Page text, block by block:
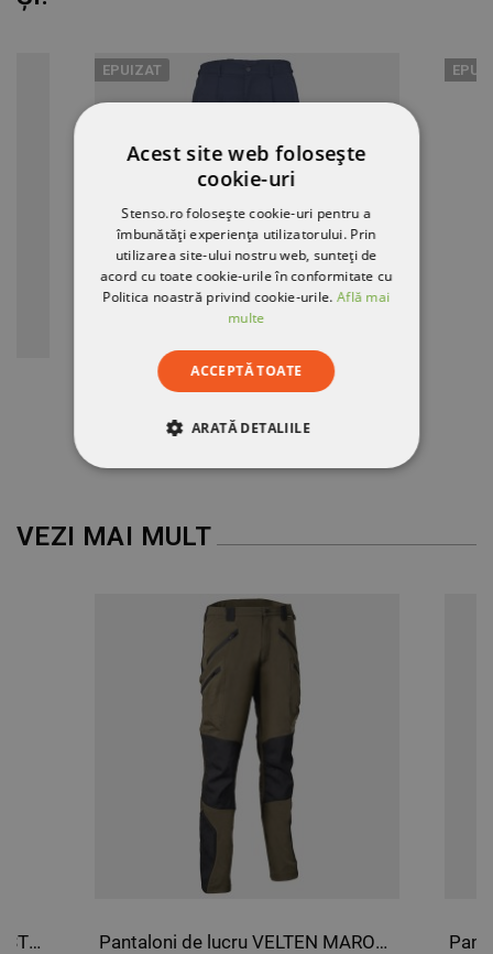
EPUIZAT
VEZI MAI MULT
Blugi de dama DIADORA PANT STONE ATHENA Pantaloni de lucru VELTEN MARO/NEGRU
Acest site web folosește
cookie-uri
Stenso.ro folosește cookie-uri pentru a
îmbunătăți experiența utilizatorului. Prin
utilizarea site-ului nostru web, sunteți de
acord cu toate cookie-urile în conformitate cu
Politica noastră privind cookie-urile.Află mai
multe
ACCEPTĂ TOATE
ARATĂ DETALIILE
STRICT NECESARE
DE PERFORMANȚĂ
DE FUNCŢIONALITATE
NECLASIFICATE